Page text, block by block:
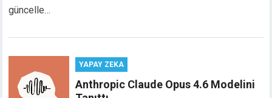
güncelle…
YAPAY ZEKA
Anthropic Claude Opus 4.6 Modelini